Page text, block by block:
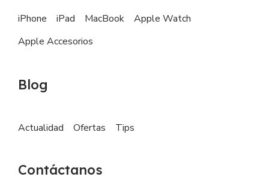
iPhone iPad MacBook
Apple Watch
Apple Accesorios
Blog
Actualidad Ofertas Tips
Contáctanos